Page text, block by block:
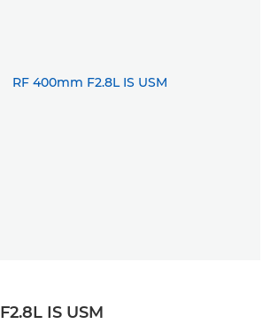
IS USM